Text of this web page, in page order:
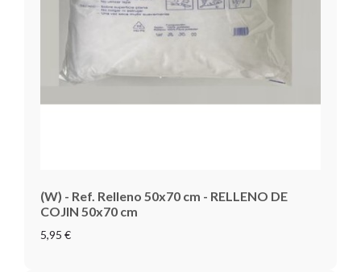
(W) - Ref. Relleno 50x70 cm - RELLENO DE
COJIN 50x70 cm
5,95 €